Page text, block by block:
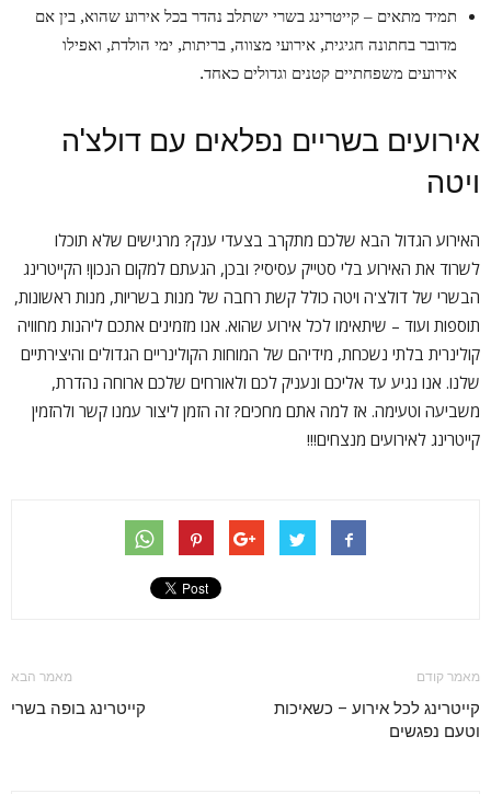
תמיד מתאים – קייטרינג בשרי ישתלב נהדר בכל אירוע שהוא, בין אם
מדובר בחתונה חגיגית, אירועי מצווה, בריתות, ימי הולדת, ואפילו
אירועים משפחתיים קטנים וגדולים כאחד.
אירועים בשריים נפלאים עם דולצ'ה
ויטה
האירוע הגדול הבא שלכם מתקרב בצעדי ענק? מרגישים שלא תוכלו
לשרוד את האירוע בלי סטייק עסיסי? ובכן, הגעתם למקום הנכון! הקייטרינג
הבשרי של דולצ'ה ויטה כולל קשת רחבה של מנות בשריות, מנות ראשונות,
תוספות ועוד – שיתאימו לכל אירוע שהוא. אנו מזמינים אתכם ליהנות מחוויה
קולינרית בלתי נשכחת, מידיהם של המוחות הקולינריים הגדולים והיצירתיים
שלנו. אנו נגיע עד אליכם ונעניק לכם ולאורחים שלכם ארוחה נהדרת,
משביעה וטעימה. אז למה אתם מחכים? זה הזמן ליצור עמנו קשר ולהזמין
קייטרינג לאירועים מנצחים!!!
מאמר קודם
קייטרינג לכל אירוע – כשאיכות
וטעם נפגשים
מאמר הבא
קייטרינג בופה בשרי